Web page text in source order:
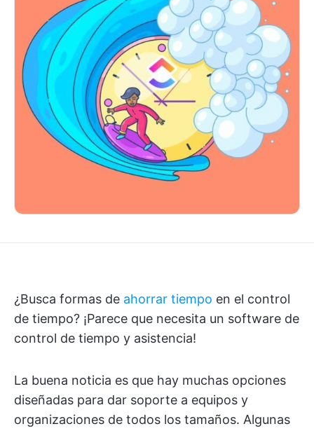
¿Busca formas de ahorrar tiempo en el control
de tiempo? ¡Parece que necesita un software de
control de tiempo y asistencia!
La buena noticia es que hay muchas opciones
diseñadas para dar soporte a equipos y
organizaciones de todos los tamaños. Algunas